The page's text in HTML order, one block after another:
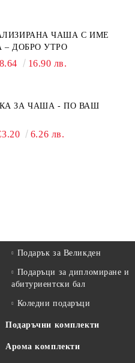
ЧАША С ИМЕ
ДОБРО УТРО
16.90 лв.
ЗА ЧАША - ПО ВАШ
6.26 лв.
Подарък за Великден
Подаръци за дипломиране и
абитуриентски бал
Коледни подаръци
Подаръчни комплекти
Арома комплекти